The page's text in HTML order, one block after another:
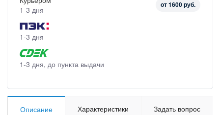
1-3 дня
от 1600 руб.
1-3 дня
1-3 дня, до пункта выдачи
Описание Характеристики Задать вопрос